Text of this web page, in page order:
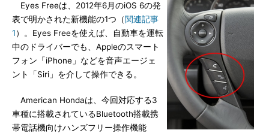
Eyes Freeは、2012年6月のiOS 6の発
表で明かされた新機能の1つ（関連記事
1）。Eyes Freeを使えば、自動車を運転
中のドライバーでも、Appleのスマート
フォン「iPhone」などを音声エージェ
ント「Siri」を介して操作できる。
American Hondaは、今回対応する3
車種に搭載されているBluetooth搭載携
帯電話機向けハンズフリー操作機能